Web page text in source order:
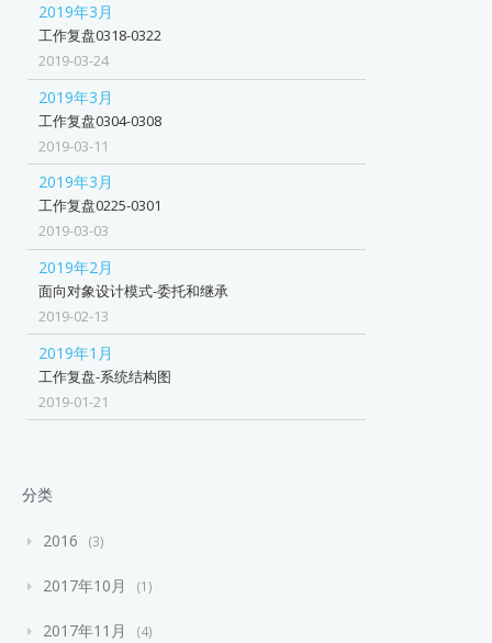
2019年3月
工作复盘0318-0322
2019-03-24
2019年3月
工作复盘0304-0308
2019-03-11
2019年3月
工作复盘0225-0301
2019-03-03
2019年2月
面向对象设计模式-委托和继承
2019-02-13
2019年1月
工作复盘-系统结构图
2019-01-21
分类
2016 3
2017年10月 1
2017年11月 4